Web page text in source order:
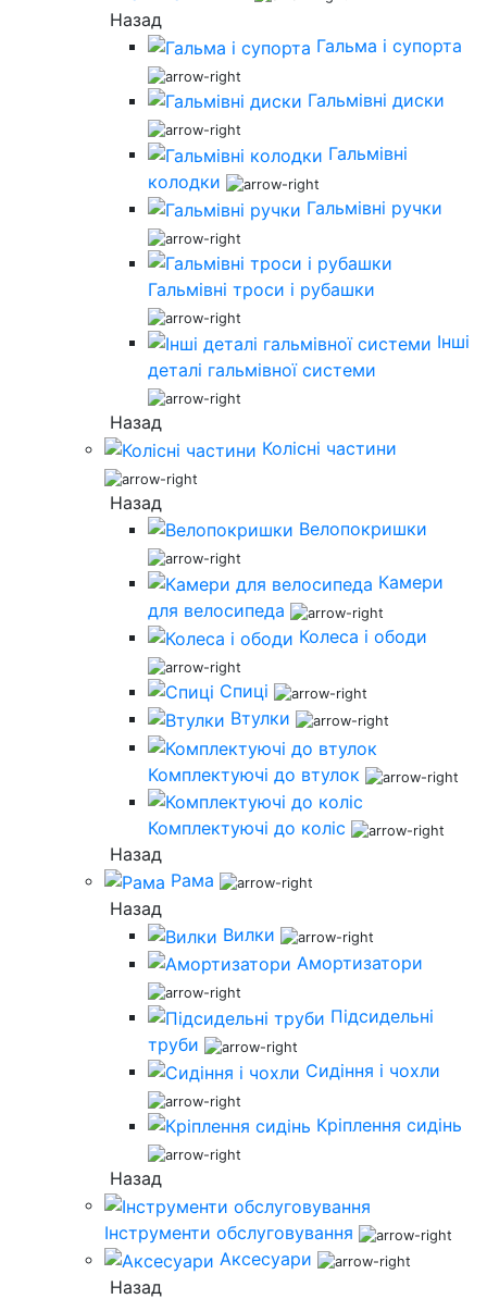
Назад
Гальма і супорта
Гальмівні диски
Гальмівні
колодки
Гальмівні ручки
Гальмівні троси і рубашки
Інші
деталі гальмівної системи
Назад
Колісні частини
Назад
Велопокришки
Камери
для велосипеда
Колеса і ободи
Спиці
Втулки
Комплектуючі до втулок
Комплектуючі до коліс
Назад
Рама
Назад
Вилки
Амортизатори
Підсидельні
труби
Сидіння і чохли
Кріплення сидінь
Назад
Інструменти обслуговування
Аксесуари
Назад